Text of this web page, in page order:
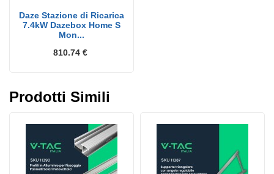
Daze Stazione di Ricarica
7.4kW Dazebox Home S
Mon...
810.74 €
Prodotti Simili